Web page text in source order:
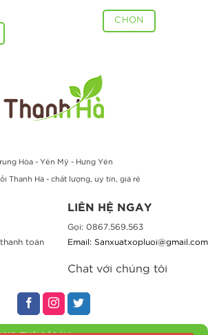
CHỌN
Hòa - Yên Mỹ - Hưng Yên
Thanh Hà - chất lượng, uy tín, giá rẻ
toán
LIÊN HỆ NGAY
Gọi: 0867.569.563
Email: Sanxuatxopluoi@gmail.com
Chat với chúng tôi